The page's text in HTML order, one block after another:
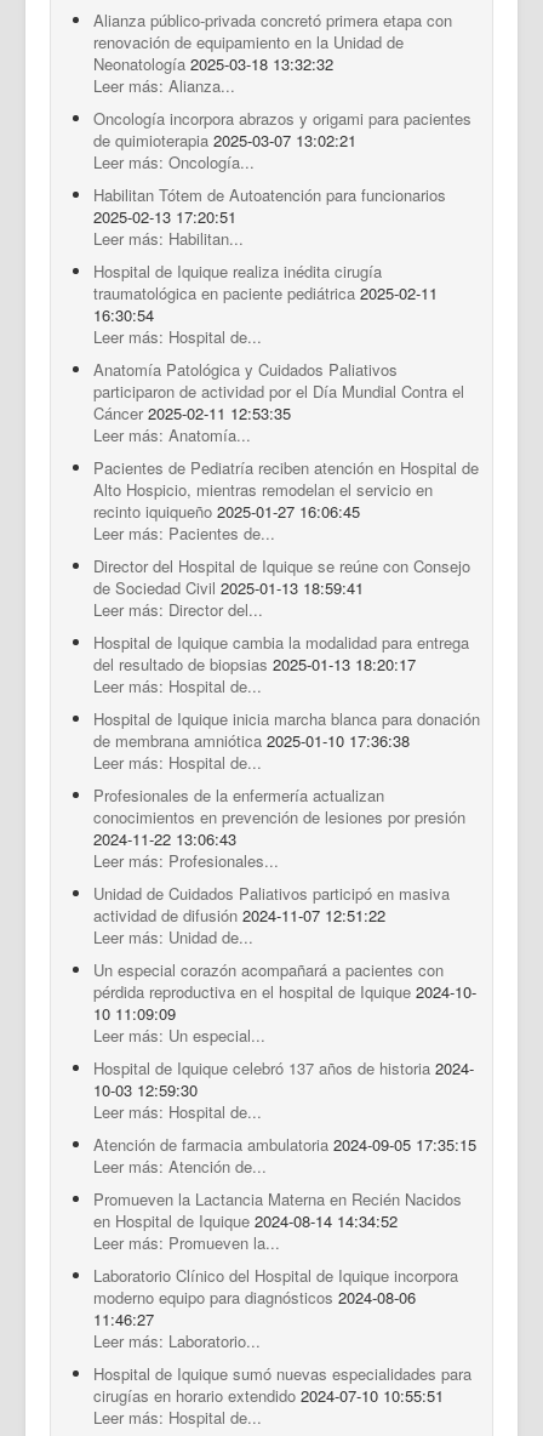
Alianza público-privada concretó primera etapa con
renovación de equipamiento en la Unidad de
Neonatología 2025-03-18 13:32:32
Leer más: Alianza...
Oncología incorpora abrazos y origami para pacientes
de quimioterapia 2025-03-07 13:02:21
Leer más: Oncología...
Habilitan Tótem de Autoatención para funcionarios
2025-02-13 17:20:51
Leer más: Habilitan...
Hospital de Iquique realiza inédita cirugía
traumatológica en paciente pediátrica 2025-02-11
16:30:54
Leer más: Hospital de...
Anatomía Patológica y Cuidados Paliativos
participaron de actividad por el Día Mundial Contra el
Cáncer 2025-02-11 12:53:35
Leer más: Anatomía...
Pacientes de Pediatría reciben atención en Hospital de
Alto Hospicio, mientras remodelan el servicio en
recinto iquiqueño 2025-01-27 16:06:45
Leer más: Pacientes de...
Director del Hospital de Iquique se reúne con Consejo
de Sociedad Civil 2025-01-13 18:59:41
Leer más: Director del...
Hospital de Iquique cambia la modalidad para entrega
del resultado de biopsias 2025-01-13 18:20:17
Leer más: Hospital de...
Hospital de Iquique inicia marcha blanca para donación
de membrana amniótica 2025-01-10 17:36:38
Leer más: Hospital de...
Profesionales de la enfermería actualizan
conocimientos en prevención de lesiones por presión
2024-11-22 13:06:43
Leer más: Profesionales...
Unidad de Cuidados Paliativos participó en masiva
actividad de difusión 2024-11-07 12:51:22
Leer más: Unidad de...
Un especial corazón acompañará a pacientes con
pérdida reproductiva en el hospital de Iquique 2024-10-
10 11:09:09
Leer más: Un especial...
Hospital de Iquique celebró 137 años de historia 2024-
10-03 12:59:30
Leer más: Hospital de...
Atención de farmacia ambulatoria 2024-09-05 17:35:15
Leer más: Atención de...
Promueven la Lactancia Materna en Recién Nacidos
en Hospital de Iquique 2024-08-14 14:34:52
Leer más: Promueven la...
Laboratorio Clínico del Hospital de Iquique incorpora
moderno equipo para diagnósticos 2024-08-06
11:46:27
Leer más: Laboratorio...
Hospital de Iquique sumó nuevas especialidades para
cirugías en horario extendido 2024-07-10 10:55:51
Leer más: Hospital de...